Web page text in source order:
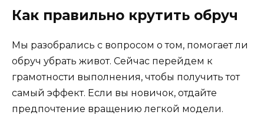
Как правильно крутить обруч
Мы разобрались с вопросом о том, помогает ли
обруч убрать живот. Сейчас перейдем к
грамотности выполнения, чтобы получить тот
самый эффект. Если вы новичок, отдайте
предпочтение вращению легкой модели.